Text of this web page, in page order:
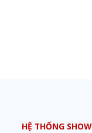
HỆ THỐNG